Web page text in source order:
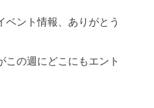
ント情報、ありがとう
の週にどこにもエント